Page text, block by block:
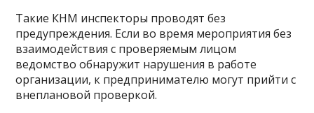
Такие КНМ инспекторы проводят без
предупреждения. Если во время мероприятия без
взаимодействия с проверяемым лицом
ведомство обнаружит нарушения в работе
организации, к предпринимателю могут прийти с
внеплановой проверкой.